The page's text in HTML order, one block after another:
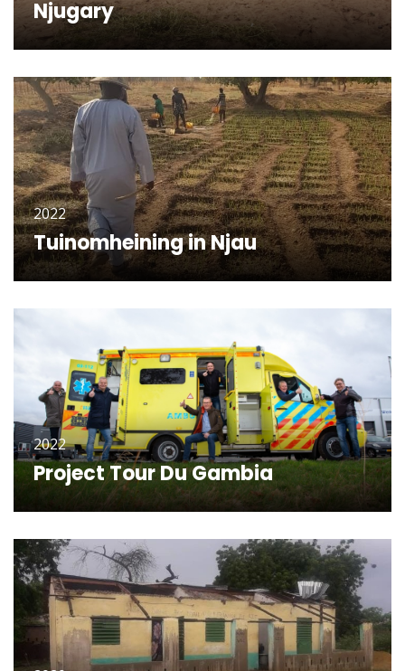
Njugary
KLIK OM VERDER TE LEZEN
2022
Tuinomheining in Njau
KLIK OM VERDER TE LEZEN
2022
Project Tour Du Gambia
KLIK OM VERDER TE LEZEN